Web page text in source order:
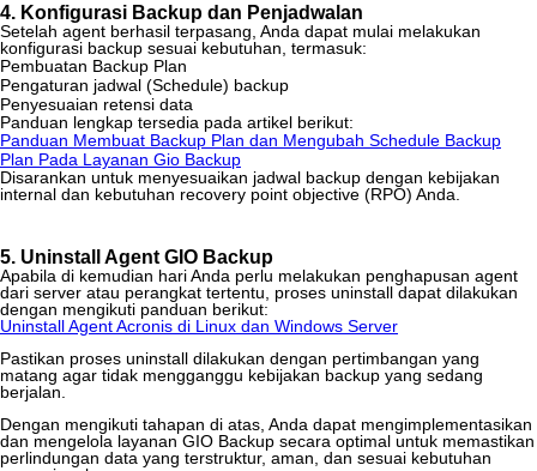
4. Konfigurasi Backup dan Penjadwalan
Setelah agent berhasil terpasang Anda dapat mulai melakukan
konfigurasi backup sesuai kebutuhan termasuk:
Pembuatan Backup Plan
Pengaturan jadwal (Schedule) backup
Penyesuaian retensi data
Panduan lengkap tersedia pada artikel berikut:
Panduan Membuat Backup Plan dan Mengubah Schedule Backup
Plan Pada Layanan Gio Backup
Disarankan untuk menyesuaikan jadwal backup dengan kebijakan
internal dan kebutuhan recovery point objective (RPO) Anda
5. Uninstall Agent GIO Backup
Apabila di kemudian hariAnda perlu melakukan penghapusan agent
dari server atau perangkat tertentu proses uninstall dapat dilakukan
dengan mengikuti panduan berikut:
UninstallAgentAcronis di Linux dan Windows Server
Pastikan proses uninstall dilakukan dengan pertimbangan yang
matang agar tidak mengganggu kebijakan backup yang sedang
berjalan
Dengan mengikuti tahapan di atas Anda dapat mengimplementasikan
dan mengelola layanan GIO Backup secara optimal untuk memastikan
perlindungan data yang terstruktur, aman dan sesuai kebutuhan